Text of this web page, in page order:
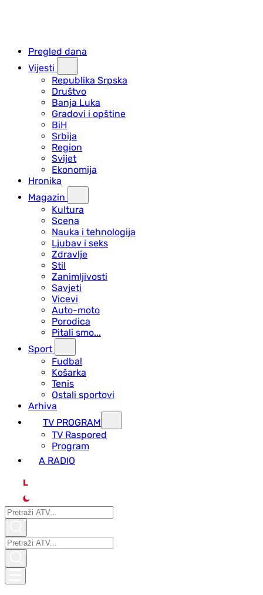
Pregled dana
Vijesti
Republika Srpska
Društvo
Banja Luka
Gradovi i opštine
BiH
Srbija
Region
Svijet
Ekonomija
Hronika
Magazin
Kultura
Scena
Nauka i tehnologija
Ljubav i seks
Zdravlje
Stil
Zanimljivosti
Savjeti
Vicevi
Auto-moto
Porodica
Pitali smo...
Sport
Fudbal
Košarka
Tenis
Ostali sportovi
Arhiva
TV PROGRAM
ТV Raspored
Program
A RADIO
L